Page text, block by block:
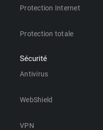
Protection Internet
Protection totale
Sécurité
Antivirus
WebShield
VPN